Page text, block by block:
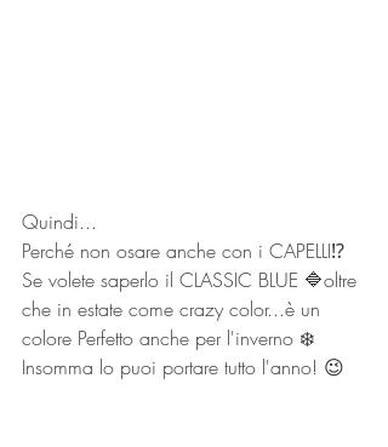
Quindi...
Perché non osare anche con i CAPELLI⁉️
Se volete saperlo il CLASSIC BLUE 🔷oltre
che in estate come crazy color...è un
colore Perfetto anche per l'inverno ❄️
Insomma lo puoi portare tutto l'anno! 😉